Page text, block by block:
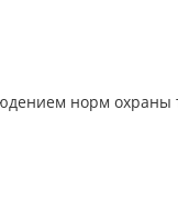
норм охраны